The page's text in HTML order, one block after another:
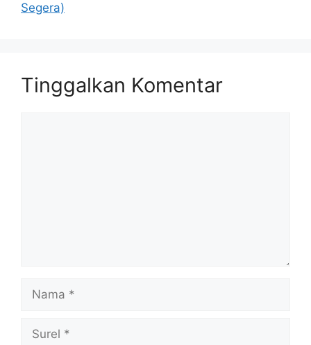
Segera)
Tinggalkan Komentar
Nama
Surel